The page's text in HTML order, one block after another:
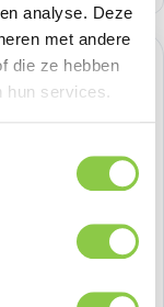
analyse. Deze
met andere
die ze hebben
hun services.